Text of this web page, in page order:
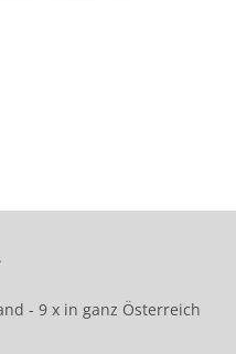
- 9 x in ganz Österreich